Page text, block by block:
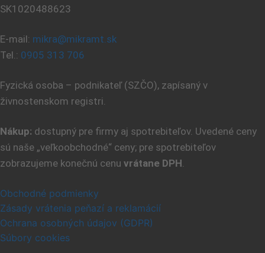
SK1020488623
E-mail: mikra@mikramt.sk
Tel.: 0905 313 706
Fyzická osoba – podnikateľ (SZČO), zapísaný v
živnostenskom registri.
Nákup: dostupný pre firmy aj spotrebiteľov. Uvedené ceny
sú naše „veľkoobchodné“ ceny; pre spotrebiteľov
zobrazujeme konečnú cenu vrátane DPH.
Obchodné podmienky
Zásady vrátenia peňazí a reklamácií
Ochrana osobných údajov (GDPR)
Súbory cookies